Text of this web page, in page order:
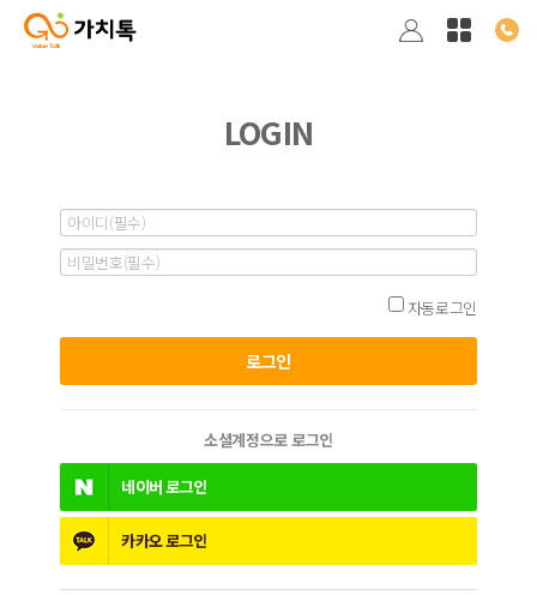
LOGIN
자동로그인
소셜계정으로 로그인
네이버로그인
카카오로그인